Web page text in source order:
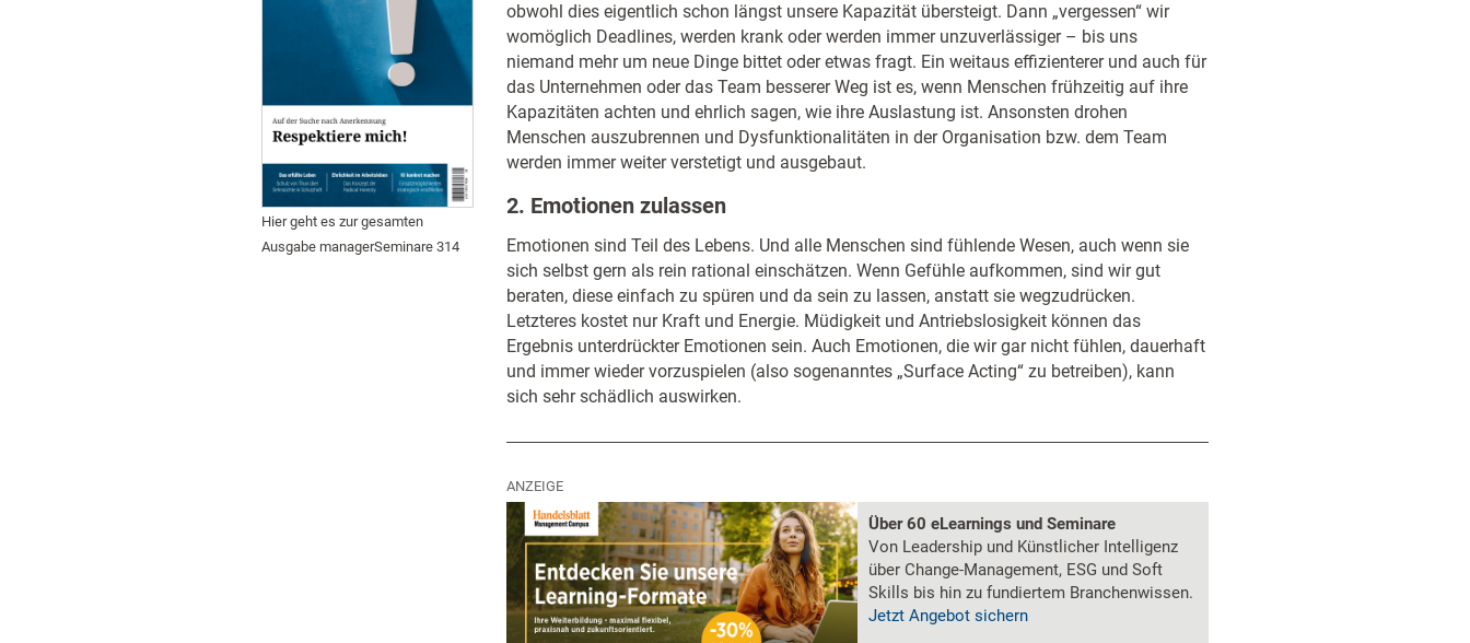
Hier geht es zur gesamten
Ausgabe managerSeminare 314
obwohl dies eigentlich schon längst unsere Kapazität übersteigt. Dann „vergessen“ wir
womöglich Deadlines, werden krank oder werden immer unzuverlässiger – bis uns
niemand mehr um neue Dinge bittet oder etwas fragt. Ein weitaus effizienterer und auch für
das Unternehmen oder das Team besserer Weg ist es, wenn Menschen frühzeitig auf ihre
Kapazitäten achten und ehrlich sagen, wie ihre Auslastung ist. Ansonsten drohen
Menschen auszubrennen und Dysfunktionalitäten in der Organisation bzw. dem Team
werden immer weiter verstetigt und ausgebaut.
2. Emotionen zulassen
Emotionen sind Teil des Lebens. Und alle Menschen sind fühlende Wesen, auch wenn sie
sich selbst gern als rein rational einschätzen. Wenn Gefühle aufkommen, sind wir gut
beraten, diese einfach zu spüren und da sein zu lassen, anstatt sie wegzudrücken.
Letzteres kostet nur Kraft und Energie. Müdigkeit und Antriebslosigkeit können das
Ergebnis unterdrückter Emotionen sein. Auch Emotionen, die wir gar nicht fühlen, dauerhaft
und immer wieder vorzuspielen (also sogenanntes „Surface Acting“ zu betreiben), kann
sich sehr schädlich auswirken.
ANZEIGE
Über 60 eLearnings und Seminare
Von Leadership und Künstlicher Intelligenz
über Change-Management, ESG und Soft
Skills bis hin zu fundiertem Branchenwissen.
Jetzt Angebot sichern